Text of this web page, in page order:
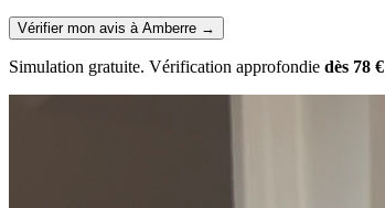
Vérifier mon avis à Amberre →
Simulation gratuite. Vérification approfondie dès 78 €